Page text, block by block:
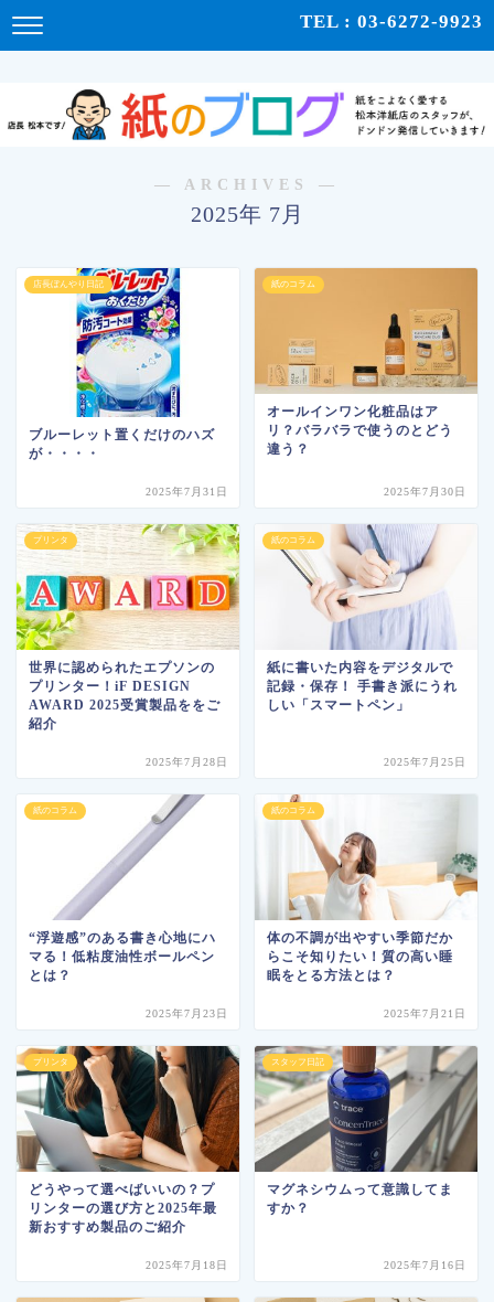
TEL : 03-6272-9923
― ARCHIVES ―
2025年 7月
店長ぼんやり日記
ブルーレット置くだけのハズ
が・・・・
2025年7月31日
紙のコラム
オールインワン化粧品はア
リ？バラバラで使うのとどう
違う？
2025年7月30日
プリンタ
世界に認められたエプソンの
プリンター！iF DESIGN
AWARD 2025受賞製品ををご
紹介
2025年7月28日
紙のコラム
紙に書いた内容をデジタルで
記録・保存！ 手書き派にうれ
しい「スマートペン」
2025年7月25日
紙のコラム
“浮遊感”のある書き心地にハ
マる！低粘度油性ボールペン
とは？
2025年7月23日
紙のコラム
体の不調が出やすい季節だか
らこそ知りたい！質の高い睡
眠をとる方法とは？
2025年7月21日
プリンタ
どうやって選べばいいの？プ
リンターの選び方と2025年最
新おすすめ製品のご紹介
2025年7月18日
スタッフ日記
マグネシウムって意識してま
すか？
2025年7月16日